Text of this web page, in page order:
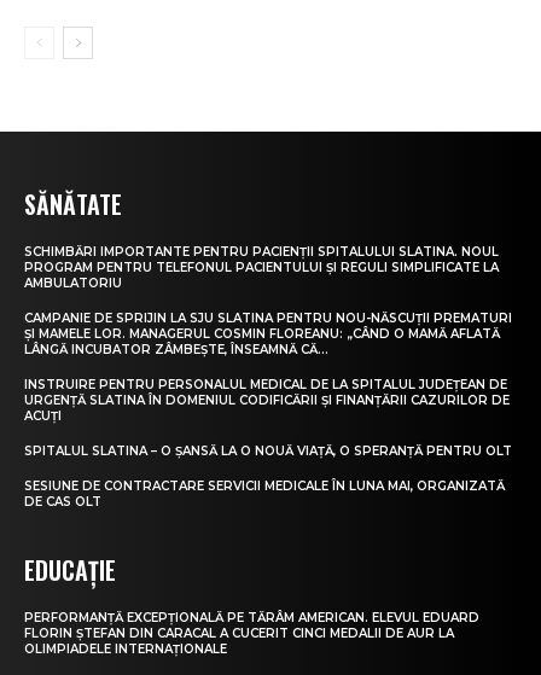
SĂNĂTATE
SCHIMBĂRI IMPORTANTE PENTRU PACIENȚII SPITALULUI SLATINA. NOUL
PROGRAM PENTRU TELEFONUL PACIENTULUI ȘI REGULI SIMPLIFICATE LA
AMBULATORIU
CAMPANIE DE SPRIJIN LA SJU SLATINA PENTRU NOU-NĂSCUȚII PREMATURI
ȘI MAMELE LOR. MANAGERUL COSMIN FLOREANU: „CÂND O MAMĂ AFLATĂ
LÂNGĂ INCUBATOR ZÂMBEȘTE, ÎNSEAMNĂ CĂ...
INSTRUIRE PENTRU PERSONALUL MEDICAL DE LA SPITALUL JUDEȚEAN DE
URGENȚĂ SLATINA ÎN DOMENIUL CODIFICĂRII ȘI FINANȚĂRII CAZURILOR DE
ACUȚI
SPITALUL SLATINA – O ȘANSĂ LA O NOUĂ VIAȚĂ, O SPERANȚĂ PENTRU OLT
SESIUNE DE CONTRACTARE SERVICII MEDICALE ÎN LUNA MAI, ORGANIZATĂ
DE CAS OLT
EDUCAȚIE
PERFORMANȚĂ EXCEPȚIONALĂ PE TĂRÂM AMERICAN. ELEVUL EDUARD
FLORIN ȘTEFAN DIN CARACAL A CUCERIT CINCI MEDALII DE AUR LA
OLIMPIADELE INTERNAȚIONALE